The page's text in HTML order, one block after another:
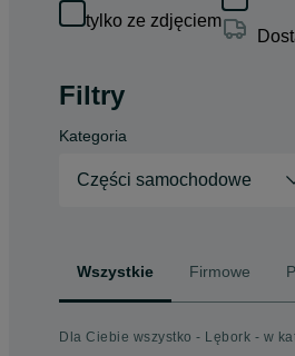
tylko ze zdjęciem
Filtry
Kategoria
Części samochodowe
Wszystkie Firmowe
Dla Ciebie wszystko - Lębork - w